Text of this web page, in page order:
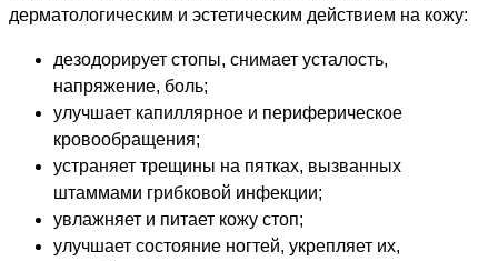
дерматологическим и эстетическим действием на кожу:
дезодорирует стопы, снимает усталость,
напряжение, боль;
улучшает капиллярное и периферическое
кровообращения;
устраняет трещины на пятках, вызванных
штаммами грибковой инфекции;
увлажняет и питает кожу стоп;
улучшает состояние ногтей, укрепляет их,